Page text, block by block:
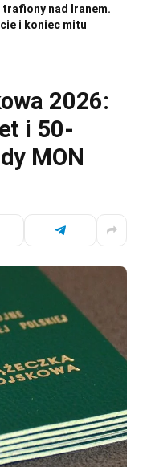
nad Iranem.
i koniec mitu
2026:
i 50-
MON